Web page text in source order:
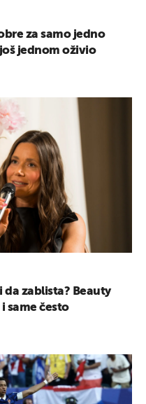
za samo jedno
jednom oživio
zablista? Beauty
same često